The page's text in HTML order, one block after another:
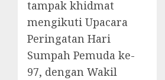
tampak khidmat
mengikuti Upacara
Peringatan Hari
Sumpah Pemuda ke-
97, dengan Wakil